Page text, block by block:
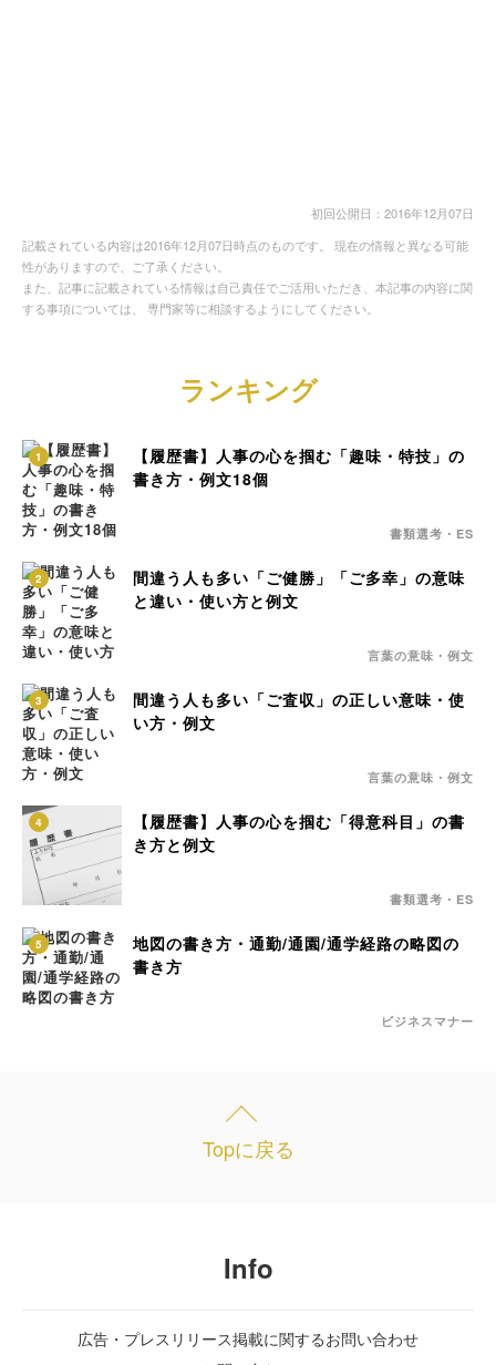
初回公開日：2016年12月07日
記載されている内容は2016年12月07日時点のものです。 現在の情報と異なる可能
性がありますので、ご了承ください。
また、記事に記載されている情報は自己責任でご活用いただき、本記事の内容に関
する事項については、 専門家等に相談するようにしてください。
ランキング
1
【履歴書】人事の心を掴む「趣味・特技」の
書き方・例文18個
書類選考・ES
2
間違う人も多い「ご健勝」「ご多幸」の意味
と違い・使い方と例文
言葉の意味・例文
3
間違う人も多い「ご査収」の正しい意味・使
い方・例文
言葉の意味・例文
4
【履歴書】人事の心を掴む「得意科目」の書
き方と例文
書類選考・ES
5
地図の書き方・通勤/通園/通学経路の略図の
書き方
ビジネスマナー
Topに戻る
Info
広告・プレスリリース掲載に関するお問い合わせ